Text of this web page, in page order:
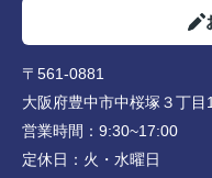
〒561-0881
大阪府豊中市中桜塚３丁
営業時間： 9:30~17:00
定休日： 火・水曜日